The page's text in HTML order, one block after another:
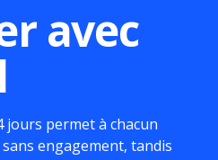
avec
permet à chacun
engagement, tandis